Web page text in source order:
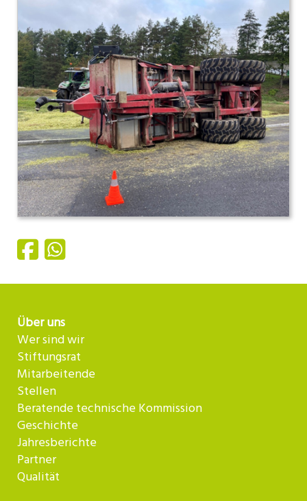
Über uns
Wer sind wir
Stiftungsrat
Mitarbeitende
Stellen
Beratende technische Kommission
Geschichte
Jahresberichte
Partner
Qualität